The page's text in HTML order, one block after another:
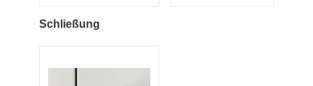
Schließung